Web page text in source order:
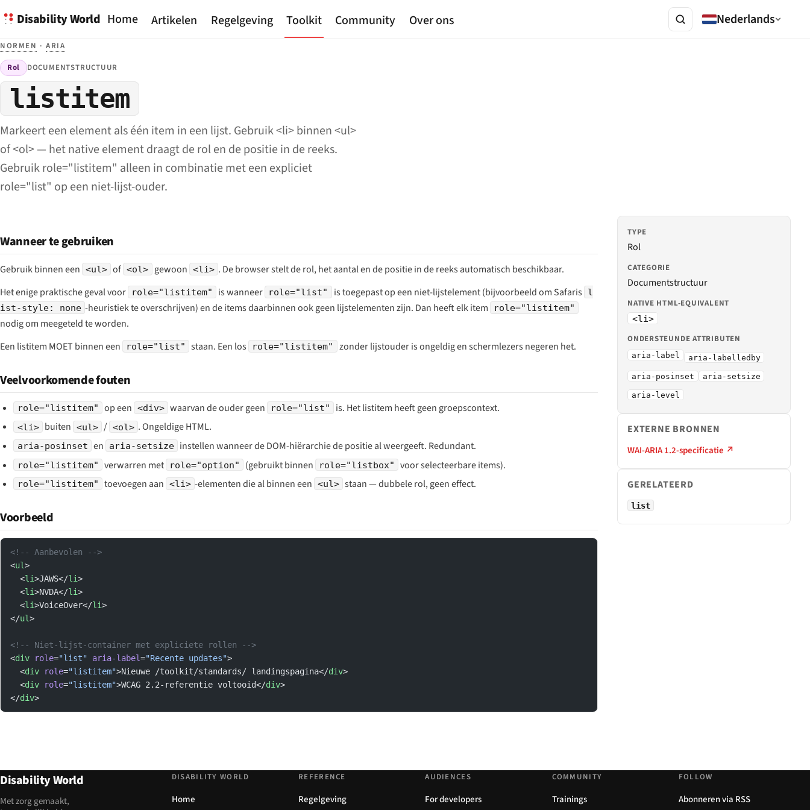
Disability World Home Artikelen Regelgeving Toolkit Community Over ons Nederlands
NORMEN ·ARIA
Rol DOCUMENTSTRUCTUUR
listitem
Markeert een element als één item in een lijst. Gebruik <li> binnen <ul>
of <ol> — het native element draagt de rol en de positie in de reeks.
Gebruik role="listitem" alleen in combinatie met een expliciet
role="list" op een niet-lijst-ouder.
Wanneer te gebruiken
Gebruik binnen een <ul> of <ol> gewoon <li> . De browser stelt de rol, het aantal en de positie in de reeks automatisch beschikbaar.
Het enige praktische geval voor
role="listitem" is wanneer role="list" is toegepast op een niet-lijstelement (bijvoorbeeld om Safaris l
ist-style: none -heuristiek te overschrijven) en de items daarbinnen ook geen lijstelementen zijn. Dan heeft elk item role="listitem"
nodig om meegeteld te worden.
Een listitem MOET binnen een
role="list" staan. Een los role="listitem" zonder lijstouder is ongeldig en schermlezers negeren het.
Veelvoorkomende fouten
role="listitem" op een <div> waarvan de ouder geen role="list" is. Het listitem heeft geen groepscontext.
<li> buiten <ul> / <ol> . Ongeldige HTML.
aria-posinset en aria-setsize instellen wanneer de DOM-hiërarchie de positie al weergeeft. Redundant.
role="listitem" verwarren met role="option" (gebruikt binnen role="listbox" voor selecteerbare items).
role="listitem" toevoegen aan <li> -elementen die al binnen een <ul> staan — dubbele rol, geen effect.
Voorbeeld
<!-- Aanbevolen -->
<ul>
  <
li>JAWS</li>
  <
li>NVDA</li>
  <
li>VoiceOver</li>
</ul>
<!-- Niet-lijst-container met expliciete rollen -->
<div role="list" aria-label="Recente updates">
  <
div role="listitem">Nieuwe /toolkit/standards/ landingspagina</div>
  <
div role="listitem">WCAG 2.2-referentie voltooid</div>
</div>
TYPE
Rol
CATEGORIE
Documentstructuur
NATIVE HTML-EQUIVALENT
<li>
ONDERSTEUNDE ATTRIBUTEN
aria-label aria-labelledby
aria-posinset aria-setsize
aria-level
EXTERNE BRONNEN
WAI-ARIA 1.2-specificatie ↗
GERELATEERD
list
Disability World
Met zorg gemaakt,
DISABILITY WORLD
Home
REFERENCE
Regelgeving
AUDIENCES
For developers
COMMUNITY
Trainings
FOLLOW
Abonneren via RSS